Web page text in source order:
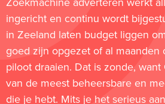
ingericht en continu wordt
in Zeeland laten budget liggen
goed zijn opgezet of al maanden
piloot draaien. Dat is zonde,
van de meest beheersbare en
die je hebt. Mits je het serieus